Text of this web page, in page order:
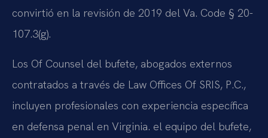
convirtió en la revisión de 2019 del Va. Code § 20-
107.3(g).
Los Of Counsel del bufete, abogados externos
contratados a través de Law Offices Of SRIS, P.C.,
incluyen profesionales con experiencia específica
en defensa penal en Virginia. el equipo del bufete,